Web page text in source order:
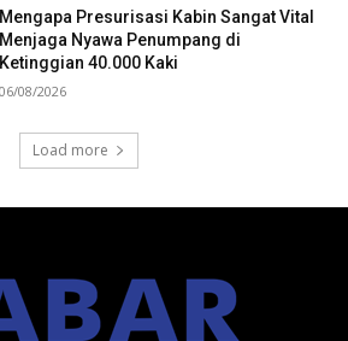
Mengapa Presurisasi Kabin Sangat Vital
Menjaga Nyawa Penumpang di
Ketinggian 40.000 Kaki
06/08/2026
Load more